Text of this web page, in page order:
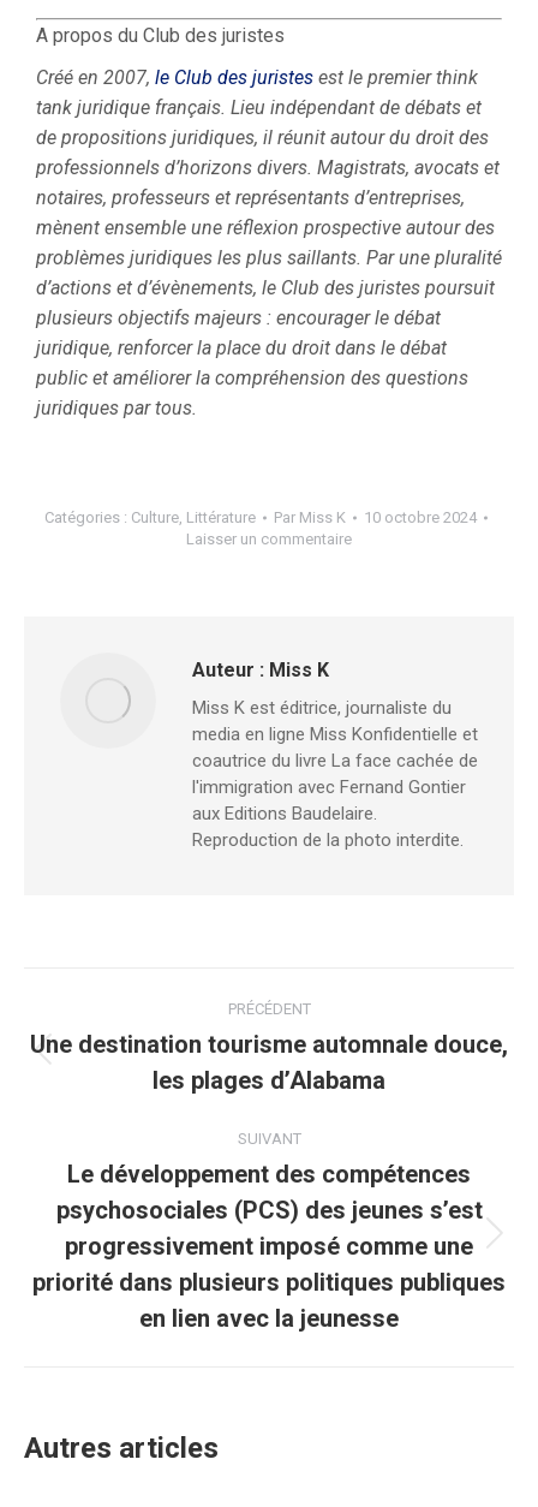
A propos du Club des juristes
Créé en 2007, le Club des juristes est le premier think
tank juridique français. Lieu indépendant de débats et
de propositions juridiques, il réunit autour du droit des
professionnels d’horizons divers. Magistrats, avocats et
notaires, professeurs et représentants d’entreprises,
mènent ensemble une réflexion prospective autour des
problèmes juridiques les plus saillants. Par une pluralité
d’actions et d’évènements, le Club des juristes poursuit
plusieurs objectifs majeurs : encourager le débat
juridique, renforcer la place du droit dans le débat
public et améliorer la compréhension des questions
juridiques par tous.
Catégories : Culture, Littérature Par Miss K
10 octobre 2024
Laisser un commentaire
Auteur : Miss K
Miss K est éditrice, journaliste du
media en ligne Miss Konfidentielle et
coautrice du livre La face cachée de
l'immigration avec Fernand Gontier
aux Editions Baudelaire.
Reproduction de la photo interdite.
PRÉCÉDENT
Une destination tourisme automnale douce,
les plages d’Alabama
SUIVANT
Le développement des compétences
psychosociales (PCS) des jeunes s’est
progressivement imposé comme une
priorité dans plusieurs politiques publiques
en lien avec la jeunesse
Autres articles